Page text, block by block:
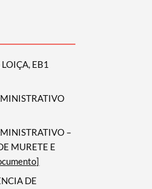
EB1
–
MURETE E
DE